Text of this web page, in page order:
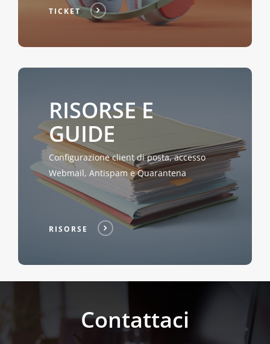
TICKET
RISORSE E
GUIDE
Configurazione client di posta, accesso
Webmail, Antispam e Quarantena
RISORSE
Contattaci